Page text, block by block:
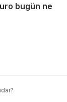
bugün ne